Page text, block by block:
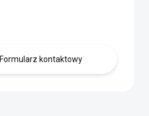
Formularz kontaktowy